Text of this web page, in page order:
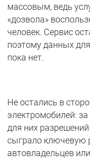
массовым, ведь
«дозвола»
человек. Сервис
поэтому данных
пока нет.
Не остались в
электромобилей:
для них
сыграло ключевую
автовладельцев